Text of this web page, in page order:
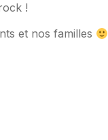
!
et nos familles